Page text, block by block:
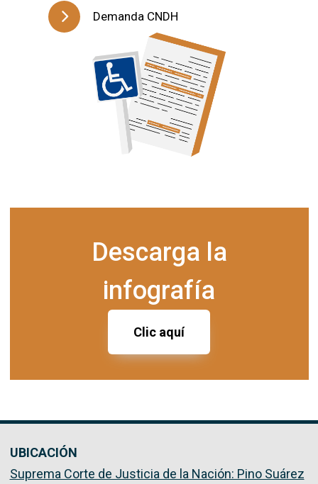
Demanda CNDH
Descarga la
infografía
Clic aquí
UBICACIÓN
Suprema Corte de Justicia de la Nación: Pino Suárez